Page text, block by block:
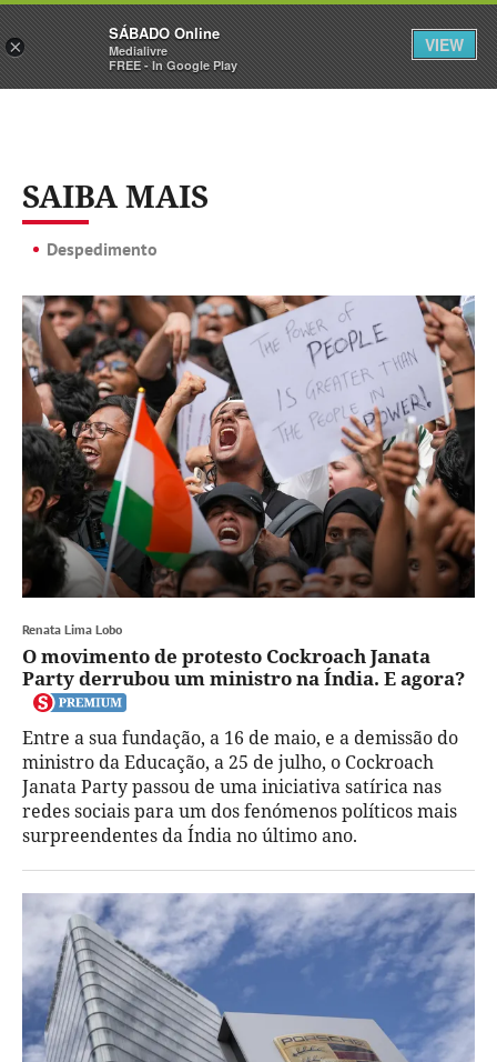
Sábado Assine Iniciar Sessão
SAIBA MAIS
Despedimento
Renata Lima Lobo
O movimento de protesto Cockroach Janata
Party derrubou um ministro na Índia. E agora?
Entre a sua fundação, a 16 de maio, e a demissão do
ministro da Educação, a 25 de julho, o Cockroach
Janata Party passou de uma iniciativa satírica nas
redes sociais para um dos fenómenos políticos mais
surpreendentes da Índia no último ano.
×
SÁBADO Online
Medialivre
FREE - In Google Play
VIEW